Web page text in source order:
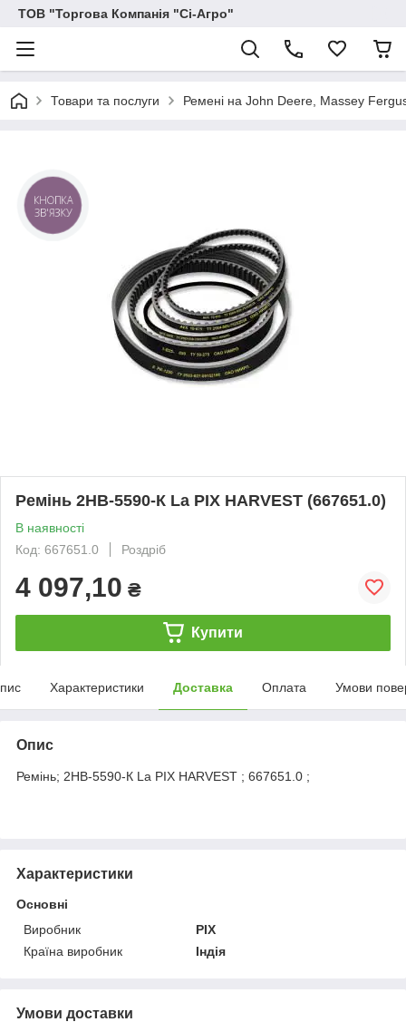
ТОВ "Торгова Компанія "Сі-Агро"
Товари та послуги Ремені на John Deere, Massey
Ремінь 2НВ-5590-К La PIX HARVEST (667651.0)
В наявності
Код: 667651.0
Роздріб
4 097,10 ₴
Купити
Характеристики Доставка Оплата Умови
Опис
Ремінь; 2НВ-5590-К La PIX HARVEST ; 667651.0 ;
Характеристики
Основні
Виробник
PIX
Країна виробник
Індія
Умови доставки
КНОПКА
ЗВ'ЯЗКУ